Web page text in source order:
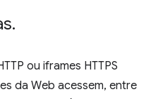
.
ou iframes HTTPS
da Web acessem, entre